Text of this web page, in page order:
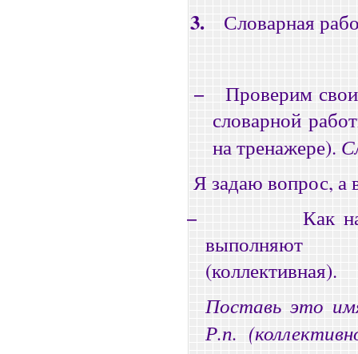
3. Словарная
−
Проверим
словарной
на тренажере).
Я задаю вопрос, а
−
Как
выполняют
(коллективная).
Поставь это
Р.п.